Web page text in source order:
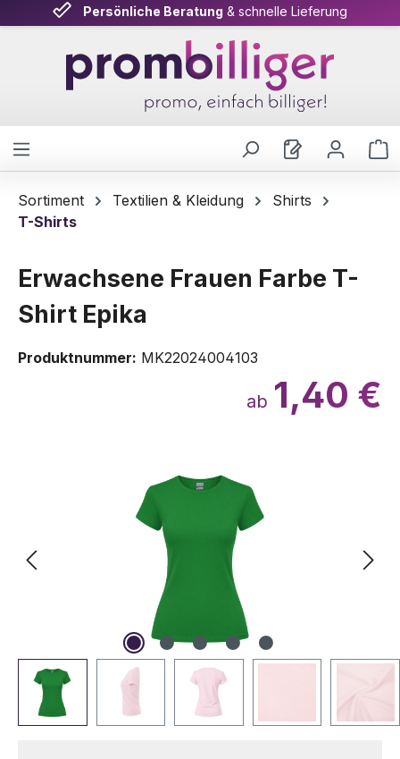
Zum Hauptinhalt springen
Persönliche Beratung & schnelle Lieferung
Sortiment Textilien & Kleidung
Shirts
T-Shirts
Erwachsene Frauen Farbe T-
Shirt Epika
Produktnummer: MK22024004103
ab 1,40 €